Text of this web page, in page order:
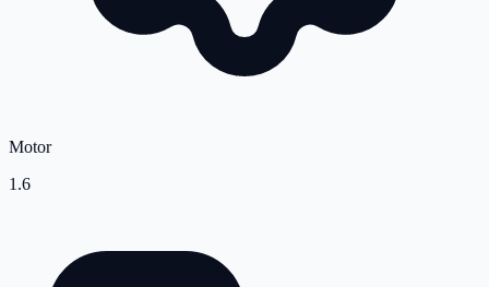
Motor
1.6